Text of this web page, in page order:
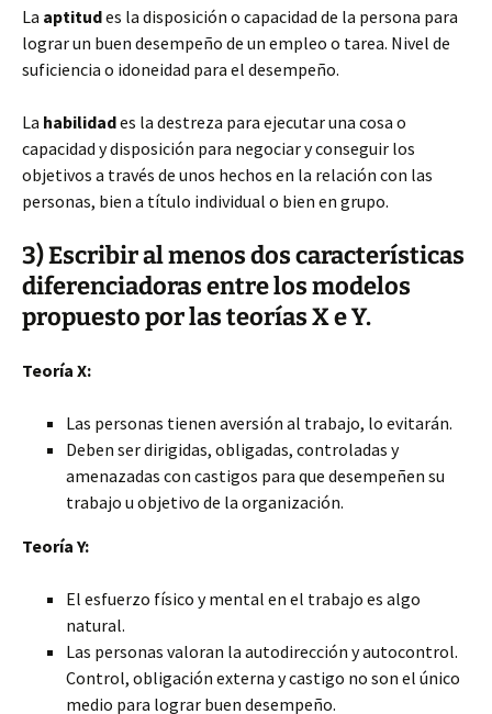
La aptitudes la disposición o capacidad de la persona para
lograr un buen desempeño de un empleo o tarea. Nivel de
suficiencia o idoneidad para el desempeño.
La habilidades la destreza para ejecutar una cosa o
capacidad y disposición para negociar y conseguir los
objetivos a través de unos hechos en la relación con las
personas, bien a título individual o bien en grupo.
3) Escribir al menos dos características
diferenciadoras entre los modelos
propuesto por las teorías X e Y.
Teoría X:
Las personas tienen aversión al trabajo, lo evitarán.
Deben ser dirigidas, obligadas, controladas y
amenazadas con castigos para que desempeñen su
trabajo u objetivo de la organización.
Teoría Y:
El esfuerzo físico y mental en el trabajo es algo
natural.
Las personas valoran la autodirección y autocontrol.
Control, obligación externa y castigo no son el único
medio para lograr buen desempeño.